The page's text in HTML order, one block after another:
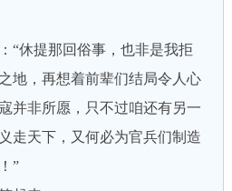
休提那回俗事，也非是我拒
地，再想着前辈们结局令人心
并非所愿，只不过咱还有另一
走天下，又何必为官兵们制造
”